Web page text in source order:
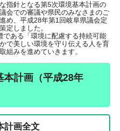
指針となる第5次環境基本計画の
会での審議や県民のみなさまのご
め、平成28年第1回岐阜県議会定
定しました。
ある「環境に配慮する持続可能
で美しい環境を守り伝える人を育
組みを進めていきます。
本計画（平成28年
計画全文